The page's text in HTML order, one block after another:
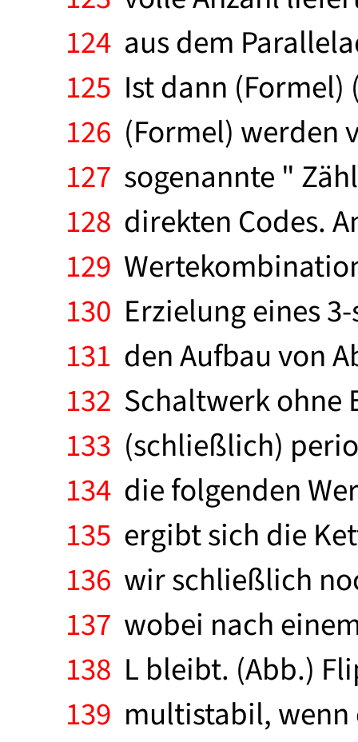
124 aus dem
125 Ist dann (Formel)
126 (Formel) werden
127 sogenannte "
128 direkten Codes.
129
130 Erzielung eines
131 den Aufbau von
132 Schaltwerk ohne
133 (schließlich)
134 die folgenden
135 ergibt sich die
136 wir schließlich
137 wobei nach
138 L bleibt. (Abb.)
139 multistabil,